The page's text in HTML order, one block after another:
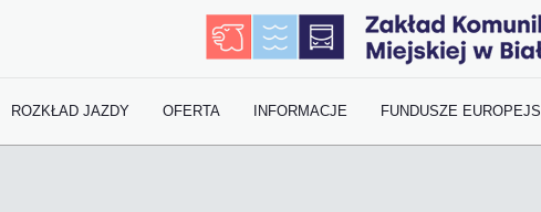
ROZKŁAD JAZDY OFERTA INFORMACJE FUNDUSZE